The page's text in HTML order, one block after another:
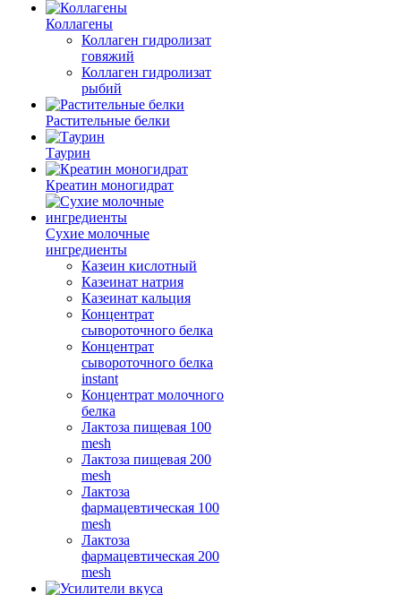
Коллагены
Коллаген гидролизат
говяжий
Коллаген гидролизат
рыбий
Растительные белки
Таурин
Креатин моногидрат
Сухие молочные
ингредиенты
Казеин кислотный
Казеинат натрия
Казеинат кальция
Концентрат
сывороточного белка
Концентрат
сывороточного белка
instant
Концентрат молочного
белка
Лактоза пищевая 100
mesh
Лактоза пищевая 200
mesh
Лактоза
фармацевтическая 100
mesh
Лактоза
фармацевтическая 200
mesh